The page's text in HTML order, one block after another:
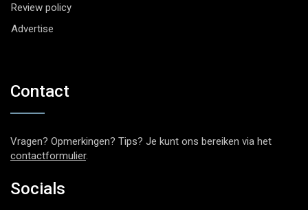
Review policy
Advertise
Contact
Vragen? Opmerkingen? Tips? Je kunt ons bereiken via het
contactformulier.
Socials